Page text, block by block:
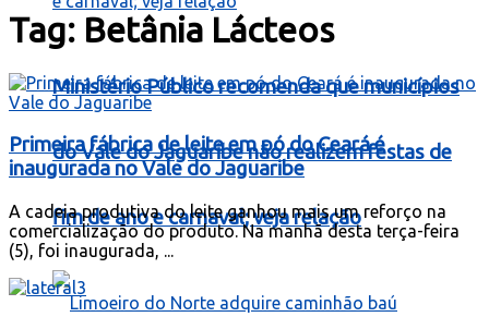
Ministério Público recomenda que municípios
do Vale do Jaguaribe não realizem festas de
fim de ano e carnaval; veja relação
Tag: Betânia Lácteos
Primeira fábrica de leite em pó do Ceará é
inaugurada no Vale do Jaguaribe
A cadeia produtiva do leite ganhou mais um reforço na
comercialização do produto. Na manhã desta terça-feira
(5), foi inaugurada, ...